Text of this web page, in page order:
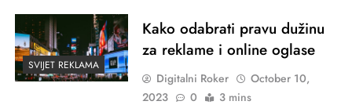
SVIJET REKLAMA
Kako odabrati pravu dužinu
za reklame i online oglase
Digitalni Roker
October 10,
2023
0 3 mins